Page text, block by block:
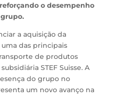
o desempenho
a aquisição da
das principais
de produtos
STEF Suisse. A
do grupo no
um novo avanço na